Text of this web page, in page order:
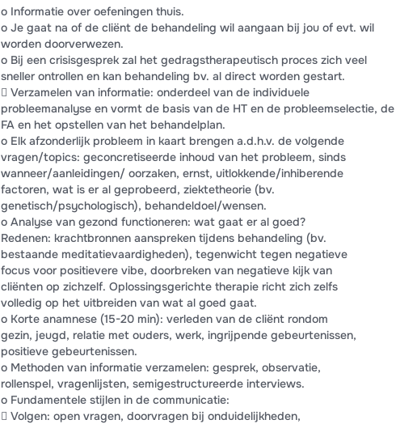
o Informatie over oefeningen thuis.
o Je gaat na of de cliënt de behandeling wil aangaan bij jou of evt. wil
worden doorverwezen.
o Bij een crisisgesprek zal het gedragstherapeutisch proces zich veel
sneller ontrollen en kan behandeling bv. al direct worden gestart.
 Verzamelen van informatie: onderdeel van de individuele
probleemanalyse en vormt de basis van de HT en de probleemselectie, de
FA en het opstellen van het behandelplan.
o Elk afzonderlijk probleem in kaart brengen a.d.h.v. de volgende
vragen/topics: geconcretiseerde inhoud van het probleem, sinds
wanneer/aanleidingen/ oorzaken, ernst, uitlokkende/inhiberende
factoren, wat is er al geprobeerd, ziektetheorie (bv.
genetisch/psychologisch), behandeldoel/wensen.
o Analyse van gezond functioneren: wat gaat er al goed?
Redenen: krachtbronnen aanspreken tijdens behandeling (bv.
bestaande meditatievaardigheden), tegenwicht tegen negatieve
focus voor positievere vibe, doorbreken van negatieve kijk van
cliënten op zichzelf. Oplossingsgerichte therapie richt zich zelfs
volledig op het uitbreiden van wat al goed gaat.
o Korte anamnese (15-20 min): verleden van de cliënt rondom
gezin, jeugd, relatie met ouders, werk, ingrijpende gebeurtenissen,
positieve gebeurtenissen.
o Methoden van informatie verzamelen: gesprek, observatie,
rollenspel, vragenlijsten, semigestructureerde interviews.
o Fundamentele stijlen in de communicatie:
 Volgen: open vragen, doorvragen bij onduidelijkheden,